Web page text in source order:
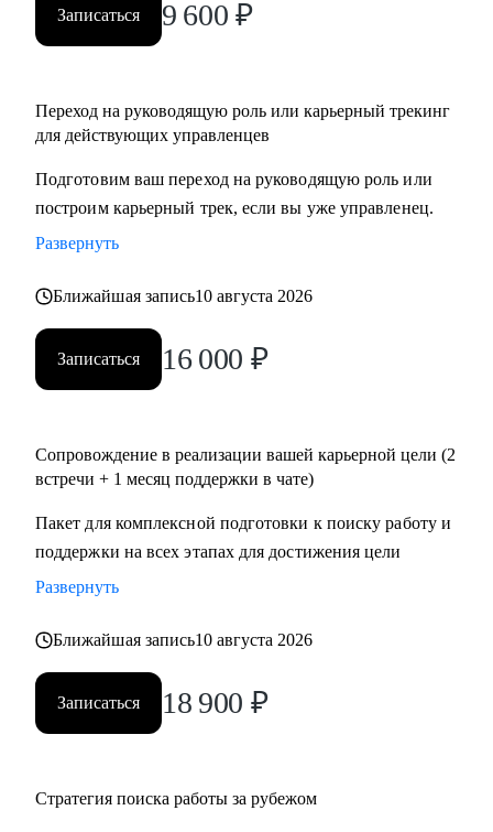
Записаться 9 600 ₽
Переход на руководящую роль или карьерный трекинг
для действующих управленцев
Подготовим ваш переход на руководящую роль или
построим карьерный трек, если вы уже управленец.
Развернуть
Ближайшая запись10 августа 2026
Записаться 16 000 ₽
Сопровождение в реализации вашей карьерной цели (2
встречи + 1 месяц поддержки в чате)
Пакет для комплексной подготовки к поиску работу и
поддержки на всех этапах для достижения цели
Развернуть
Ближайшая запись10 августа 2026
Записаться 18 900 ₽
Стратегия поиска работы за рубежом